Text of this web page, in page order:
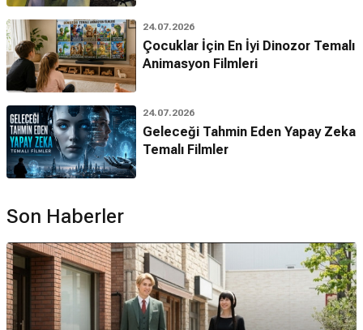
24.07.2026
Çocuklar İçin En İyi Dinozor Temalı
Animasyon Filmleri
24.07.2026
Geleceği Tahmin Eden Yapay Zeka
Temalı Filmler
Son Haberler